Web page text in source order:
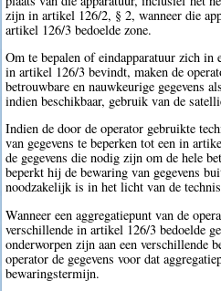
zijn in artikel 126/2, § 2, wanneer die
artikel 126/3 bedoelde zone.
Om te bepalen of eindapparatuur zich in
in artikel 126/3 bevindt, maken de
betrouwbare en nauwkeurige gegevens
indien beschikbaar, gebruik van de
Indien de door de operator gebruikte
van gegevens te beperken tot een in
de gegevens die nodig zijn om de hele
beperkt hij de bewaring van gegevens
noodzakelijk is in het licht van de
Wanneer een aggregatiepunt van de
verschillende in artikel 126/3 bedoelde
onderworpen zijn aan een verschillende
operator de gegevens voor dat
bewaringstermijn.